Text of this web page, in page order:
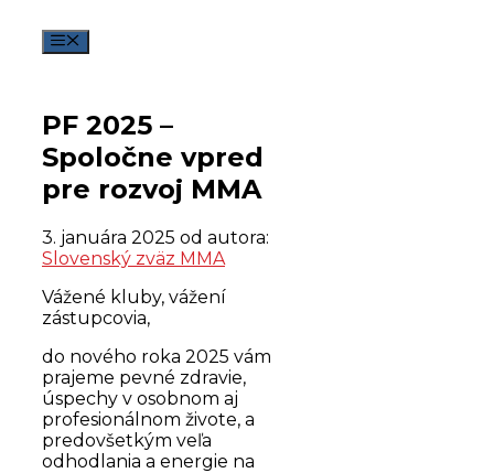
obsah
PF 2025 –
Spoločne vpred
pre rozvoj MMA
3. januára 2025 od autora:
Slovenský zväz MMA
Vážené kluby, vážení
zástupcovia,
do nového roka 2025 vám
prajeme pevné zdravie,
úspechy v osobnom aj
profesionálnom živote, a
predovšetkým veľa
odhodlania a energie na